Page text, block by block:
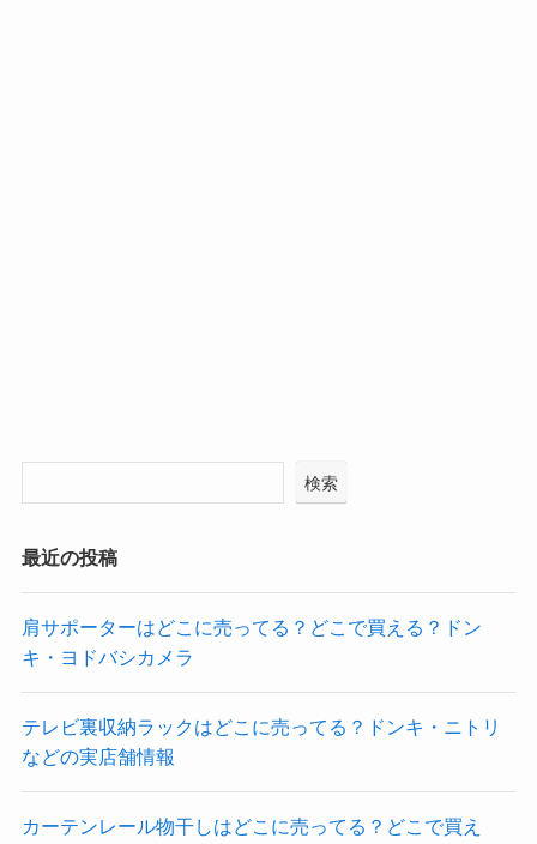
検索
最近の投稿
肩サポーターはどこに売ってる？どこで買える？ドン
キ・ヨドバシカメラ
テレビ裏収納ラックはどこに売ってる？ドンキ・ニトリ
などの実店舗情報
カーテンレール物干しはどこに売ってる？どこで買え